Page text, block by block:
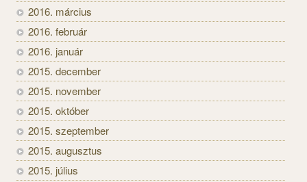
2016. március
2016. február
2016. január
2015. december
2015. november
2015. október
2015. szeptember
2015. augusztus
2015. július